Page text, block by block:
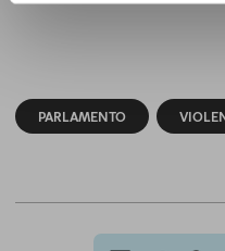
PARLAMENTO